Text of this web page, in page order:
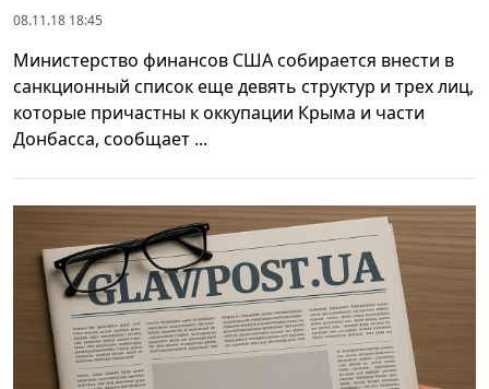
08.11.18 18:45
Министерство финансов США собирается внести в
санкционный список еще девять структур и трех лиц,
которые причастны к оккупации Крыма и части
Донбасса, сообщает ...